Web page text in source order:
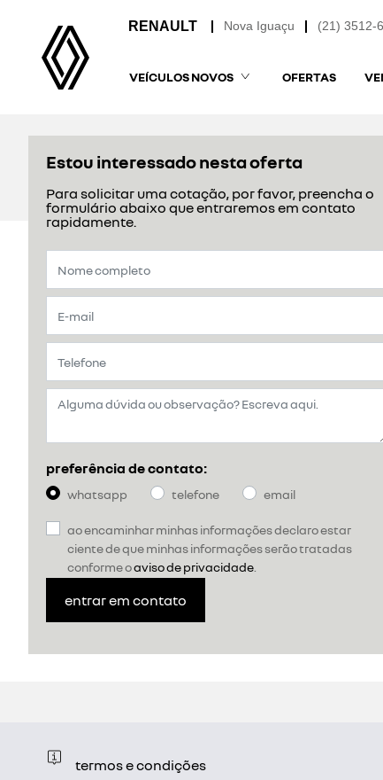
(21) 3512-
Nova Iguaçu
VEÍCULOS NOVOS OFERTAS
Estou interessado nesta oferta
Para solicitar uma cotação, por favor, preencha o
formulário abaixo que entraremos em contato
rapidamente.
preferência de contato:
whatsapp telefone email
ao encaminhar minhas informações declaro estar
ciente de que minhas informações serão tratadas
conforme oaviso de privacidade
entrar em contato
termos e condições